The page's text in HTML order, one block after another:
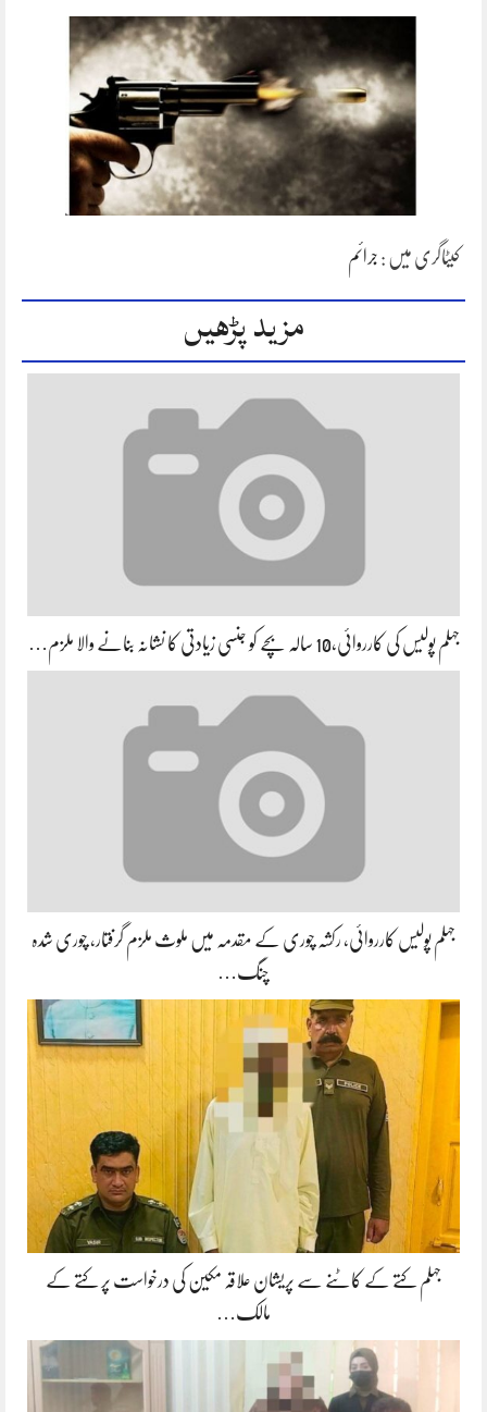
کیٹاگری میں : جرائم
مزید پڑھیں
جہلم پولیس کی کارروائی،10 سالہ بچے کو جنسی زیادتی کا نشانہ بنانے والا ملزم…
جہلم پولیس کارروائی، رکشہ چوری کے مقدمہ میں ملوث ملزم گرفتار، چوری شدہ
چنگ…
جہلم کتے کے کاٹنے سے پریشان علاقہ مکین کی درخواست پر کتے کے
مالک…